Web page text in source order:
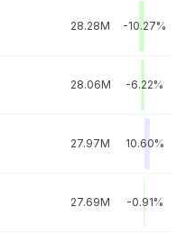
28.28M -10.27%
28.06M -6.22%
27.97M 10.60%
27.69M -0.91%